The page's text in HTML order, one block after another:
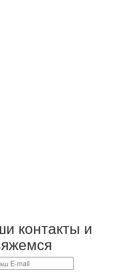
контакты и